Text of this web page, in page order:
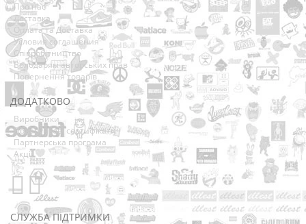
Про нас
Доставка
Оплата та Доставка
Условия соглашения
Співробітництво
Володарям авторських прав
Повернення товарів
ДОДАТКОВО
Виробники
Подарункові сертифікати
Партнерська програма
Акції
СЛУЖБА ПІДТРИМКИ